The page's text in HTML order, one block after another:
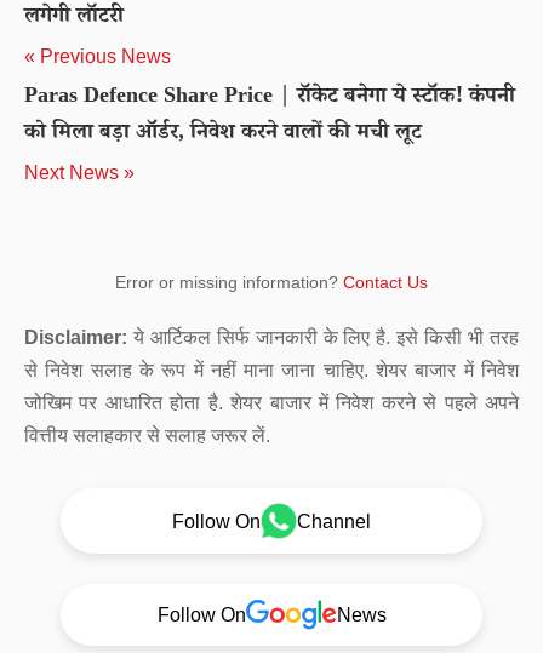
लगेगी लॉटरी
« Previous News
Paras Defence Share Price | रॉकेट बनेगा ये स्टॉक! कंपनी
को मिला बड़ा ऑर्डर, निवेश करने वालों की मची लूट
Next News »
Error or missing information? Contact Us
Disclaimer: ये आर्टिकल सिर्फ जानकारी के लिए है. इसे किसी भी तरह
से निवेश सलाह के रूप में नहीं माना जाना चाहिए. शेयर बाजार में निवेश
जोखिम पर आधारित होता है. शेयर बाजार में निवेश करने से पहले अपने
वित्तीय सलाहकार से सलाह जरूर लें.
Follow On Channel
Follow On News